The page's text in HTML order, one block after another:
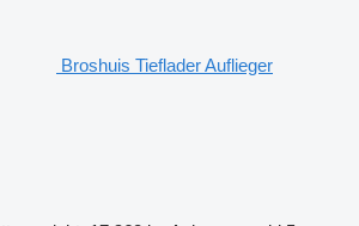
Broshuis Tieflader Auflieger